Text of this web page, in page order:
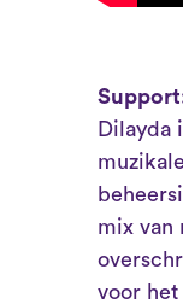
Dilayda
mix van
voor